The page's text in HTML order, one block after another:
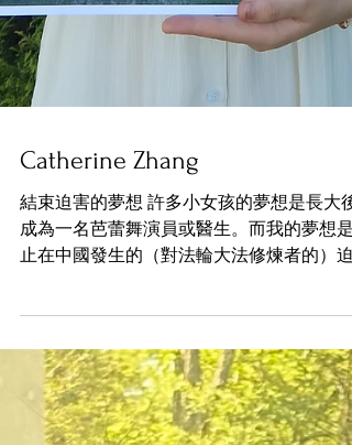
Catherine Zhang
結束迫害的夢想 許多小女孩的夢想是長大後
成為一名芭蕾舞演員或醫生。而我的夢想是
害。神韻藝術團成立於2006年，那時我只
歲。我從小在澳洲觀看神韻演出，一直希望
己有一天能夠成為其中的一員。童年期間，
經常看到法輪功學員被迫害的照片，...